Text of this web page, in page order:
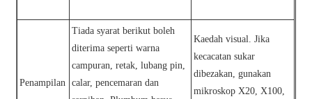
Penampilan
Tiada syarat berikut boleh
diterima seperti warna
campuran, retak, lubang pin,
calar, pencemaran dan
Kaedah visual. Jika
kecacatan sukar
dibezakan, gunakan
mikroskop X20, X100,